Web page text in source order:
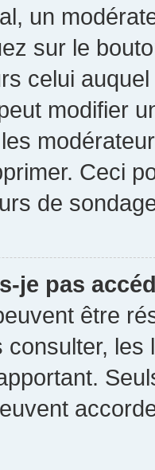
un
sur le
celui
peut modifier
Ceci
de
je pas
être
consulter,